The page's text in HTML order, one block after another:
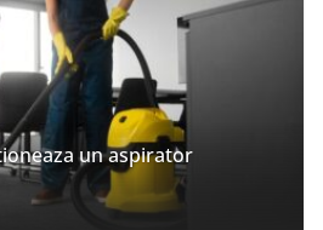
un aspirator